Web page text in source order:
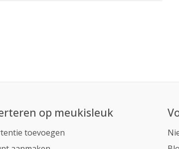
op meukisleuk
toevoegen